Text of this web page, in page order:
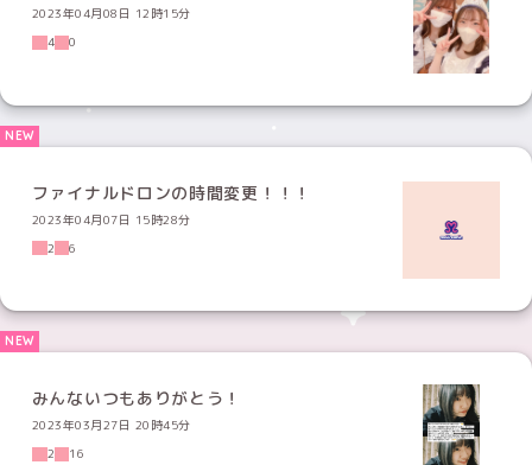
2023年04月08日 12時15分
4
0
ファイナルドロンの時間変更！！！
2023年04月07日 15時28分
2
6
みんないつもありがとう！
2023年03月27日 20時45分
2
16